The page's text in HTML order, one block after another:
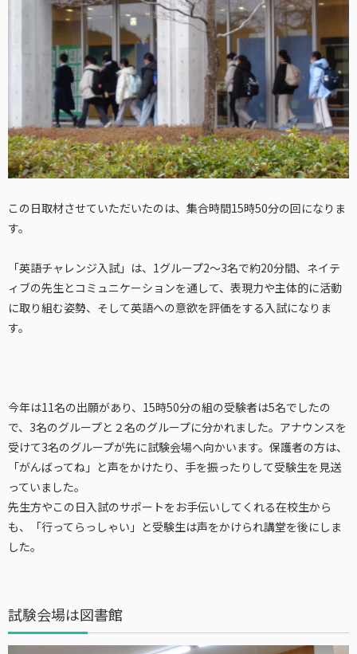
この日取材させていただいたのは、集合時間15時50分の回になりま
す。
「英語チャレンジ入試」は、1グループ2～3名で約20分間、ネイテ
ィブの先生とコミュニケーションを通して、表現力や主体的に活動
に取り組む姿勢、そして英語への意欲を評価をする入試になりま
す。
今年は11名の出願があり、15時50分の組の受験者は5名でしたの
で、3名のグループと２名のグループに分かれました。アナウンスを
受けて3名のグループが先に試験会場へ向かいます。保護者の方は、
「がんばってね」と声をかけたり、手を振ったりして受験生を見送
っていました。
先生方やこの日入試のサポートをお手伝いしてくれる在校生から
も、「行ってらっしゃい」と受験生は声をかけられ講堂を後にしま
した。
試験会場は図書館